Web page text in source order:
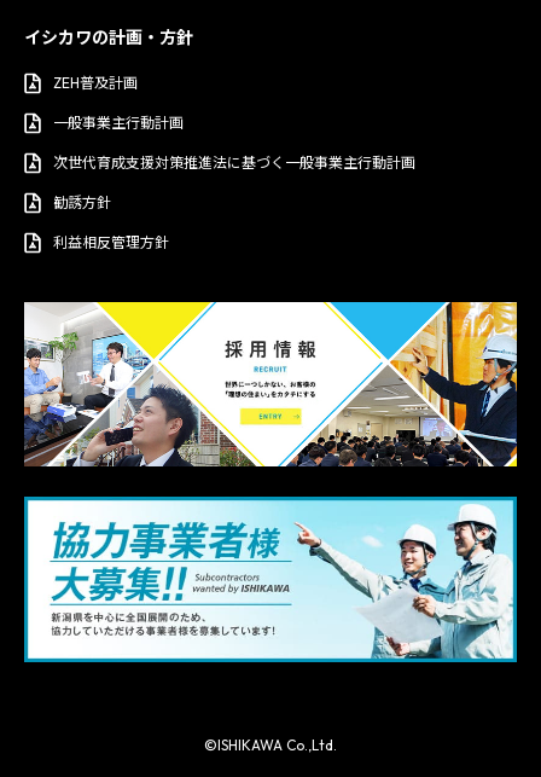
イシカワの計画・方針
ZEH普及計画
一般事業主行動計画
次世代育成支援対策推進法に基づく一般事業主行動計画
勧誘方針
利益相反管理方針
©ISHIKAWA Co.,Ltd.